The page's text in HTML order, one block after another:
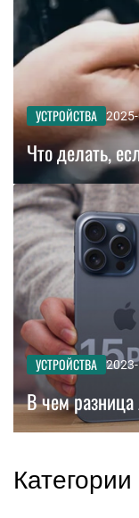
УСТРОЙСТВА
Что делать,
УСТРОЙСТВА
В чем
Категории